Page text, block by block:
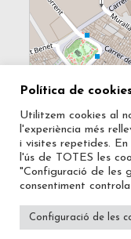
100 mMapsMarker.com(
Copyright ©
Política de
Utilitzem cookies al
l'experiència més
i visites repetides.
l'ús de TOTES les
"Configuració de les
consentiment
Configuració de les